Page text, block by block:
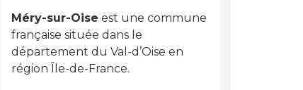
Méry-sur-Oise est une commune
française située dans le
département du Val-d’Oise en
région Île-de-France.